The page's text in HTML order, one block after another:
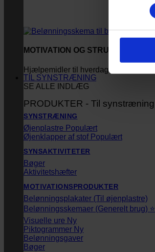
MOTIVATION OG STRUKTUR
Hjælpemidler til hverdagen
SE ALLE INDLÆG
TIL SYNSTRÆNING
PRODUKTER - Til synstræning
SYNSTRÆNING
Øjenplastre
Øjenklapper af stof
SYNSAKTIVITETER
Bøger
Aktivitetshæfter
MOTIVATIONSPRODUKTER
Belønningsplakater (Til øjenplastre)
Belønningsskemaer (Generelt brug) ⭐
Visuelle ure
Piktogrammer
Belønningsgaver
Bøger